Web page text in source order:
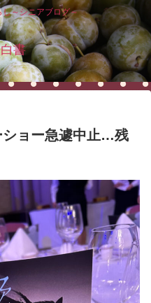
～シニアブログ～
書
ショー急遽中止…残